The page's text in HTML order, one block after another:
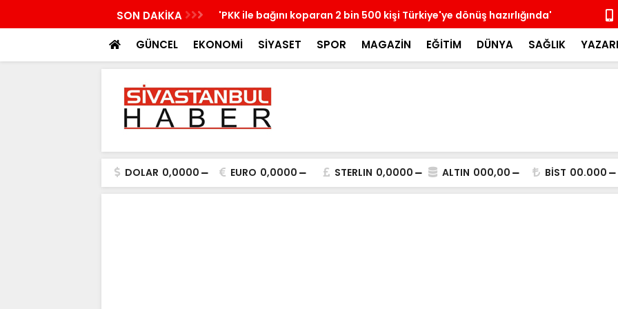
SON DAKİKA
yeni bir aydınlığa uyanacak 'PKK ile bağını koparan 2 bin 500 kişi Türkiye'ye dönüş hazırlığında' Erdoğan,
GÜNCEL EKONOMİ SİYASET SPOR MAGAZİN EĞİTİM DÜNYA SAĞLIK
DOLAR 0,0000 EURO 0,0000 STERLIN 0,0000 ALTIN 000,00 BİST 00.000